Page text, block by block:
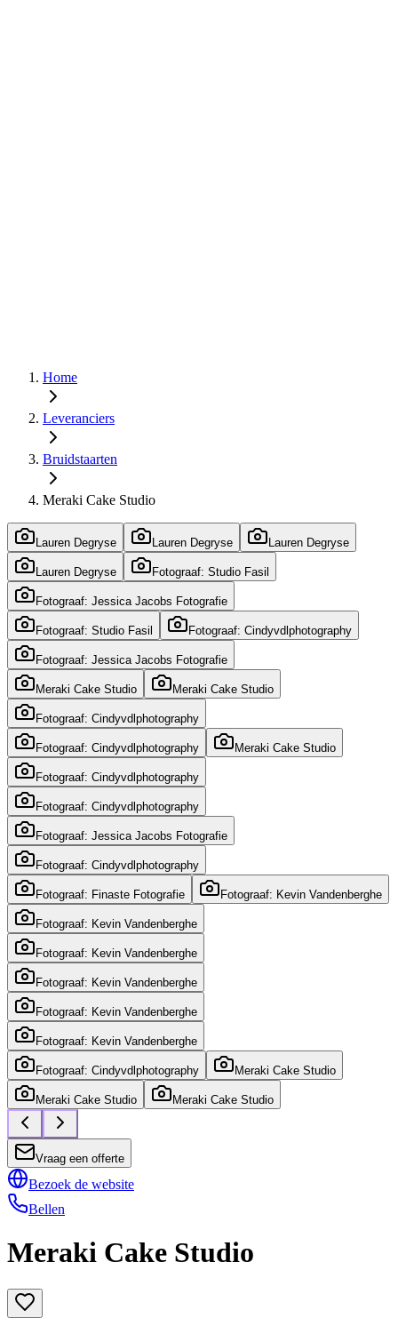
Home
Leveranciers
Bruidstaarten
Meraki Cake Studio
Lauren Degryse Lauren Degryse Lauren Degryse
Lauren Degryse Fotograaf: Studio Fasil
Fotograaf: Jessica Jacobs Fotografie
Fotograaf: Studio Fasil Fotograaf: Cindyvdlphotography
Fotograaf: Jessica Jacobs Fotografie
Meraki Cake Studio Meraki Cake Studio
Fotograaf: Cindyvdlphotography
Fotograaf: Cindyvdlphotography Meraki Cake Studio
Fotograaf: Cindyvdlphotography
Fotograaf: Cindyvdlphotography
Fotograaf: Jessica Jacobs Fotografie
Fotograaf: Cindyvdlphotography
Fotograaf: Finaste Fotografie Fotograaf: Kevin Vandenberghe
Fotograaf: Kevin Vandenberghe
Fotograaf: Kevin Vandenberghe
Fotograaf: Kevin Vandenberghe
Fotograaf: Kevin Vandenberghe
Fotograaf: Kevin Vandenberghe
Fotograaf: Cindyvdlphotography Meraki Cake Studio
Meraki Cake Studio Meraki Cake Studio
Vraag een offerte
Bezoek de website
Bellen
Meraki Cake Studio